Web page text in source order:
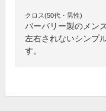
クロス(50代・男性)
バーバリー製のメン
左右されないシンプ
す。